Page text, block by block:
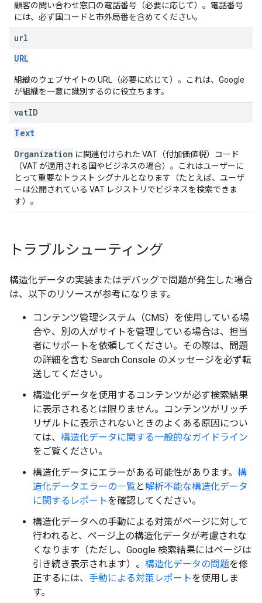
顧客の問い合わせ窓口の電話番号（必要に応じて）。電話番号
には、必ず国コードと市外局番を含めてください。
url
URL
組織のウェブサイトの URL（必要に応じて）。これは、Google
が組織を一意に識別するのに役立ちます。
vatID
Text
Organization に関連付けられた VAT（付加価値税）コード
（VAT が適用される国やビジネスの場合）。これはユーザーに
とって重要なトラスト シグナルとなります（たとえば、ユーザ
ーは公開されている VAT レジストリでビジネスを検索できま
す）。
トラブルシューティング
構造化データの実装またはデバッグで問題が発生した場合
は、以下のリソースが参考になります。
コンテンツ管理システム（CMS）を使用している場
合や、別の人がサイトを管理している場合は、担当
者にサポートを依頼してください。その際は、問題
の詳細を含む Search Console のメッセージを必ず転
送してください。
構造化データを使用するコンテンツが必ず検索結果
に表示されるとは限りません。コンテンツがリッチ
リザルトに表示されないときのよくある原因につい
ては、 構造化データに関する一般的なガイドライン
をご覧ください。
構造化データにエラーがある可能性があります。 構
造化データエラーの一覧と解析不能な構造化データ
に関するレポートを確認してください。
構造化データへの手動による対策がページに対して
行われると、ページ上の構造化データが考慮されな
くなります（ただし、Google 検索結果にはページは
引き続き表示されます）。 構造化データの問題を修
正するには、 手動による対策レポートを使用しま
す。